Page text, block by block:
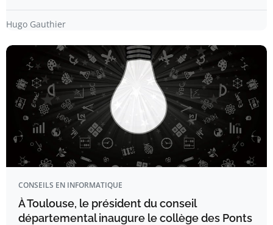
Hugo Gauthier
CONSEILS EN INFORMATIQUE
À Toulouse, le président du conseil
départemental inaugure le collège des Ponts